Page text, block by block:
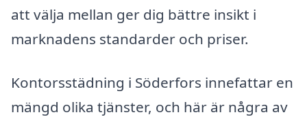
att välja mellan ger dig bättre insikt i
marknadens standarder och priser.
Kontorsstädning i Söderfors innefattar en
mängd olika tjänster, och här är några av